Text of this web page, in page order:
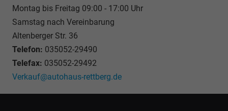
Montag bis Freitag 09:00 - 17:00 Uhr
Samstag nach Vereinbarung
Altenberger Str. 36
Telefon: 035052-29490
Telefax: 035052-29492
Verkauf@autohaus-rettberg.de